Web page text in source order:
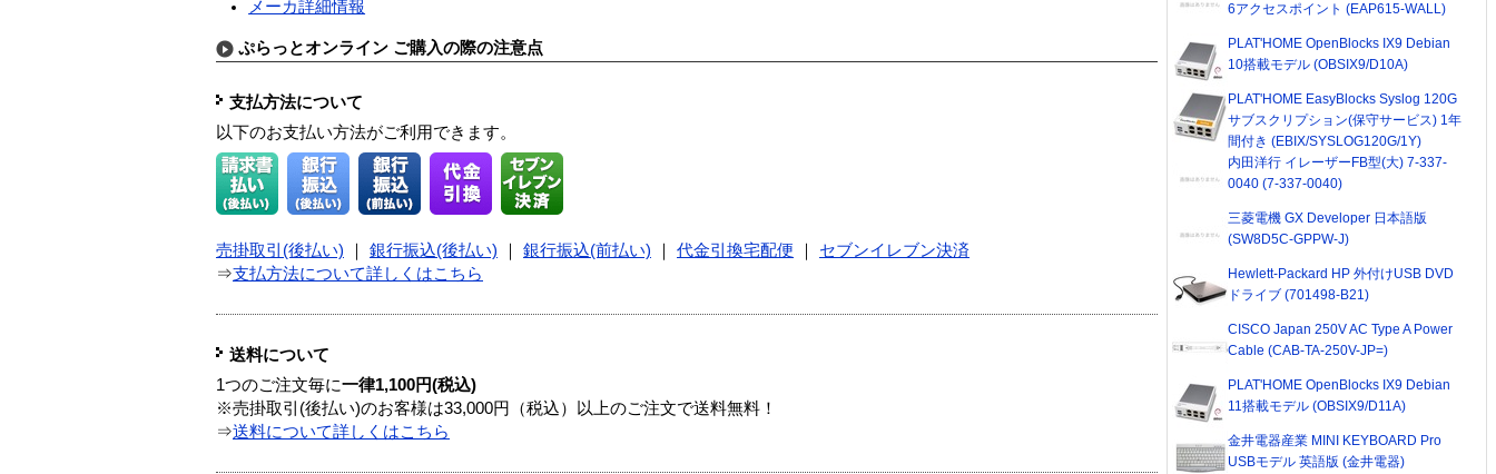
メーカ詳細情報
ぷらっとオンライン ご購入の際の注意点
支払方法について
以下のお支払い方法がご利用できます。
売掛取引(後払い) 銀行振込(後払い) 銀行振込(前払い) 代金引換宅配便
セブンイレブン決済
⇒支払方法について詳しくはこちら
送料について
1つのご注文毎に一律1,100円(税込)
※売掛取引(後払い)のお客様は33,000円（税込）以上のご注文で送料無料！
⇒送料について詳しくはこちら
6アクセスポイント (EAP615-WALL)
PLAT'HOME OpenBlocks IX9 Debian
10搭載モデル (OBSIX9/D10A)
PLAT'HOME EasyBlocks Syslog 120G
サブスクリプション(保守サービス) 1年
間付き (EBIX/SYSLOG120G/1Y)
内田洋行 イレーザーFB型(大) 7-337-
0040 (7-337-0040)
三菱電機 GX Developer 日本語版
(SW8D5C-GPPW-J)
Hewlett-Packard HP 外付けUSB DVD
ドライブ (701498-B21)
CISCO Japan 250V AC Type A Power
Cable (CAB-TA-250V-JP=)
PLAT'HOME OpenBlocks IX9 Debian
11搭載モデル (OBSIX9/D11A)
金井電器産業 MINI KEYBOARD Pro
USBモデル 英語版 (金井電器)